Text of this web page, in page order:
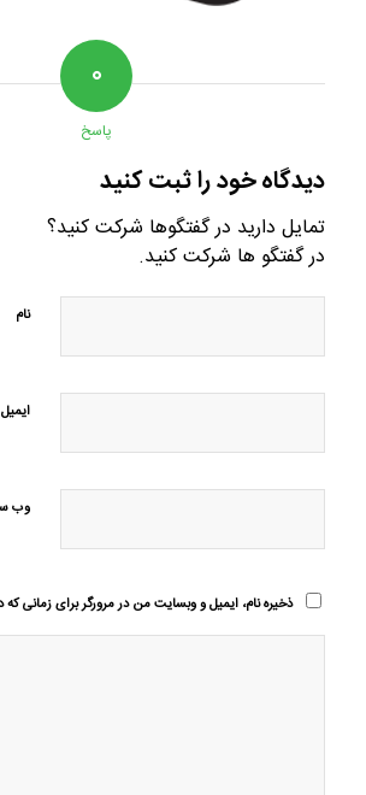
۰
پاسخ
دیدگاه خود را ثبت کنید
تمایل دارید در گفتگوها شرکت کنید؟
در گفتگو ها شرکت کنید.
نام
ایمیل
وب‌
ذخیره نام، ایمیل و وبسایت من در مرورگر برای زمانی